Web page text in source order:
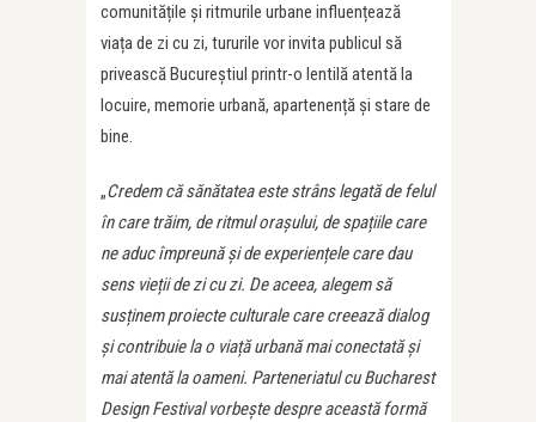
comunitățile și ritmurile urbane influențează
viața de zi cu zi, tururile vor invita publicul să
privească Bucureștiul printr-o lentilă atentă la
locuire, memorie urbană, apartenență și stare de
bine.
„Credem că sănătatea este strâns legată de felul
în care trăim, de ritmul orașului, de spațiile care
ne aduc împreună și de experiențele care dau
sens vieții de zi cu zi. De aceea, alegem să
susținem proiecte culturale care creează dialog
și contribuie la o viață urbană mai conectată și
mai atentă la oameni. Parteneriatul cu Bucharest
Design Festival vorbește despre această formă